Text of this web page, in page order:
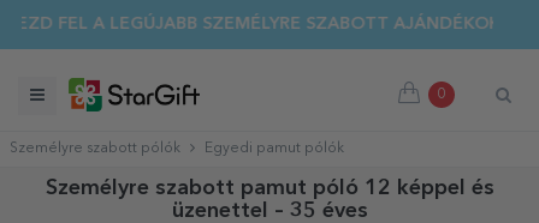
FEL A LEGÚJABB SZEMÉLYRE SZABOTT AJÁNDÉKOKAT!
0
Személyre szabott pólók Egyedi pamut pólók
Személyre szabott pamut póló 12 képpel és
üzenettel – 35 éves